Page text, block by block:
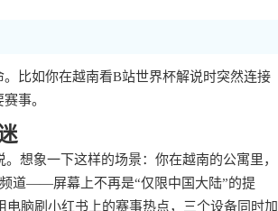
比如你在越南看B站世界杯解说时突然连接
事。
想象一下这样的场景：你在越南的公寓里，
道——屏幕上不再是“仅限中国大陆”的提
脑刷小红书上的赛事热点，三个设备同时加